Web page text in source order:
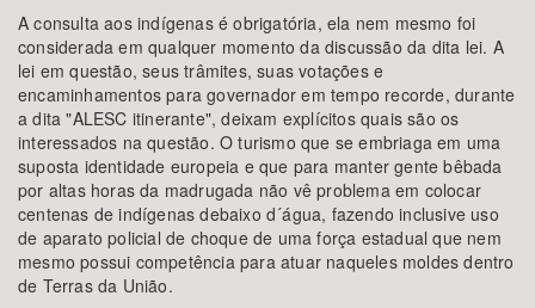
A consulta aos indígenas é obrigatória, ela nem mesmo foi
considerada em qualquer momento da discussão da dita lei. A
lei em questão, seus trâmites, suas votações e
encaminhamentos para governador em tempo recorde, durante
a dita "ALESC itinerante", deixam explícitos quais são os
interessados na questão. O turismo que se embriaga em uma
suposta identidade europeia e que para manter gente bêbada
por altas horas da madrugada não vê problema em colocar
centenas de indígenas debaixo d´água, fazendo inclusive uso
de aparato policial de choque de uma força estadual que nem
mesmo possui competência para atuar naqueles moldes dentro
de Terras da União.